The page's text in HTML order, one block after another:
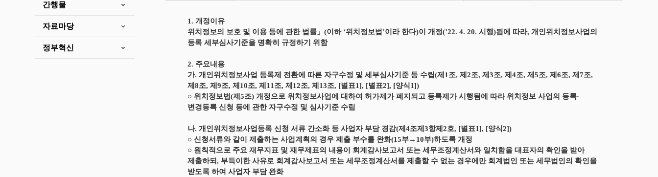
간행물
자료마당
정부혁신
1. 개정이유
위치정보의 보호 및 이용 등에 관한 법률」(이하 ‘위치정보법’이라 한다)이 개정(’22. 4. 20. 시행)됨에 따라, 개인위치정보사업의
등록 세부심사기준을 명확히 규정하기 위함
2. 주요내용
가. 개인위치정보사업 등록제 전환에 따른 자구수정 및 세부심사기준 등 수립(제1조, 제2조, 제3조, 제4조, 제5조, 제6조, 제7조,
제8조, 제9조, 제10조, 제11조, 제12조, 제13조, [별표1], [별표2], [양식1])
○ 위치정보법(제5조) 개정으로 위치정보사업에 대하여 허가제가 폐지되고 등록제가 시행됨에 따라 위치정보 사업의 등록·
변경등록 신청 등에 관한 자구수정 및 심사기준 수립
나. 개인위치정보사업등록 신청 서류 간소화 등 사업자 부담 경감(제4조제3항제2호, [별표1], [양식2])
○ 신청서류와 같이 제출하는 사업계획의 경우 제출 부수를 완화(15부→10부)하도록 개정
○ 원칙적으로 주요 재무지표 및 재무제표의 내용이 회계감사보고서 또는 세무조정계산서와 일치함을 대표자의 확인을 받아
제출하되, 부득이한 사유로 회계감사보고서 또는 세무조정계산서를 제출할 수 없는 경우에만 회계법인 또는 세무법인의 확인을
받도록 하여 사업자 부담 완화